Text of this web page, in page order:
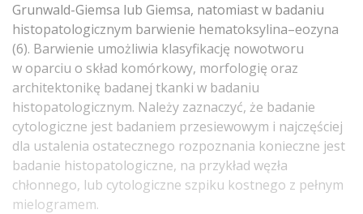
Grunwald-Giemsa lub Giemsa, natomiast w badaniu
histopatologicznym barwienie hematoksylina–eozyna
(6). Barwienie umożliwia klasyfikację nowotworu
w oparciu o skład komórkowy, morfologię oraz
architektonikę badanej tkanki w badaniu
histopatologicznym. Należy zaznaczyć, że badanie
cytologiczne jest badaniem przesiewowym i najczęściej
dla ustalenia ostatecznego rozpoznania konieczne jest
badanie histopatologiczne, na przykład węzła
chłonnego, lub cytologiczne szpiku kostnego z pełnym
mielogramem.